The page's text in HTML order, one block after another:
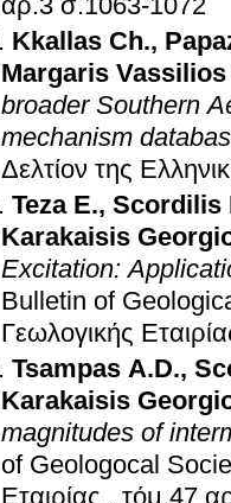
αρ.3 σ.1063-1072
Kkallas Ch.,
Margaris Vassilios
broader Southern
mechanism
Δελτίον της
Teza E., Scordilis
Karakaisis
Excitation:
Bulletin of
Γεωλογικής
Tsampas A.D.,
Karakaisis
magnitudes of
of Geologocal
Εταιρίας .